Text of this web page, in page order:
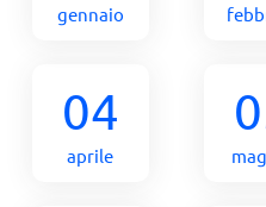
gennaio
04
aprile